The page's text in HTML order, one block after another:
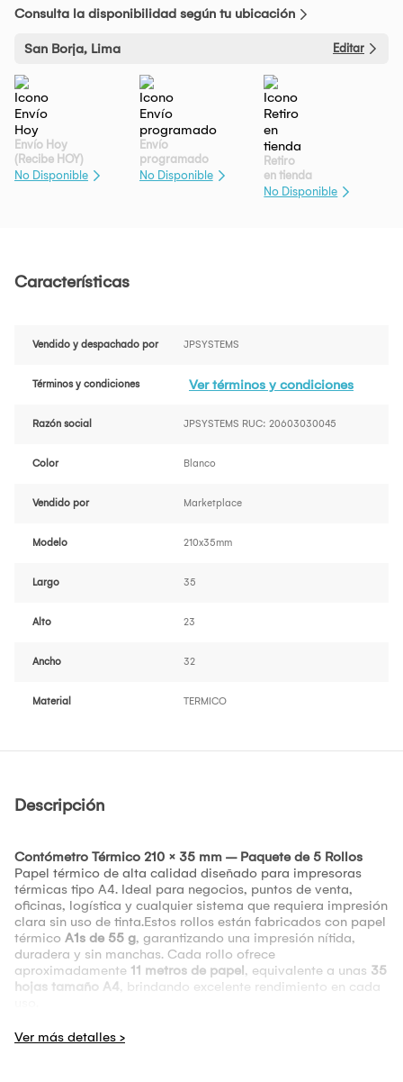
Consulta la disponibilidad según tu ubicación
San Borja, Lima Editar
Envío Hoy
(Recibe HOY)
No Disponible
Envío
programado
No Disponible
Retiro
en tienda
No Disponible
Características
Vendido y despachado por JPSYSTEMS
Términos y condiciones Ver términos y condiciones
Razón social JPSYSTEMS RUC: 20603030045
Color Blanco
Vendido por Marketplace
Modelo 210x35mm
Largo 35
Alto 23
Ancho 32
Material TERMICO
Descripción
Contómetro Térmico 210 × 35 mm – Paquete de 5 Rollos
Papel térmico de alta calidad diseñado para impresoras
térmicas tipo A4. Ideal para negocios, puntos de venta,
oficinas, logística y cualquier sistema que requiera impresión
clara sin uso de tinta.Estos rollos están fabricados con papel
térmico A1s de 55 g, garantizando una impresión nítida,
duradera y sin manchas. Cada rollo ofrece
aproximadamente 11 metros de papel , equivalente a unas 35
hojas tamaño A4
, brindando excelente rendimiento en cada
CARACTERÍSTICAS PRINCIPALES